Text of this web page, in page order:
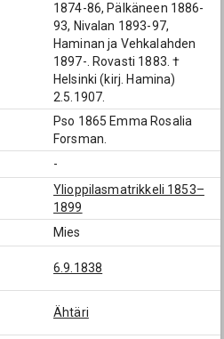
1874-86, Pälkäneen 1886-
93, Nivalan 1893-97,
Haminan ja Vehkalahden
1897-. Rovasti 1883. †
Helsinki (kirj. Hamina)
2.5.1907.
Pso 1865 Emma Rosalia
Forsman.
-
Ylioppilasmatrikkeli 1853–
1899
Mies
6.9.1838
Ähtäri